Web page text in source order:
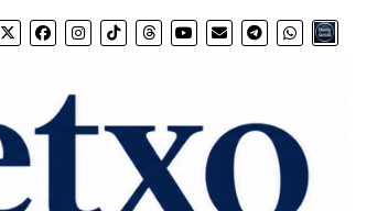
Bio.link